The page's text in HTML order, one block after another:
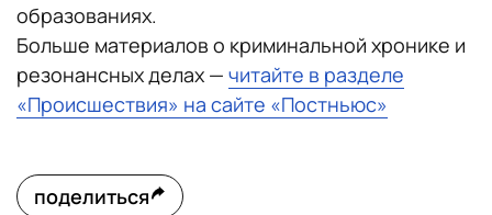
образованиях.
Больше материалов о криминальной хронике и
резонансных делах — читайте в разделе
«Происшествия» на сайте «Постньюс»
поделиться